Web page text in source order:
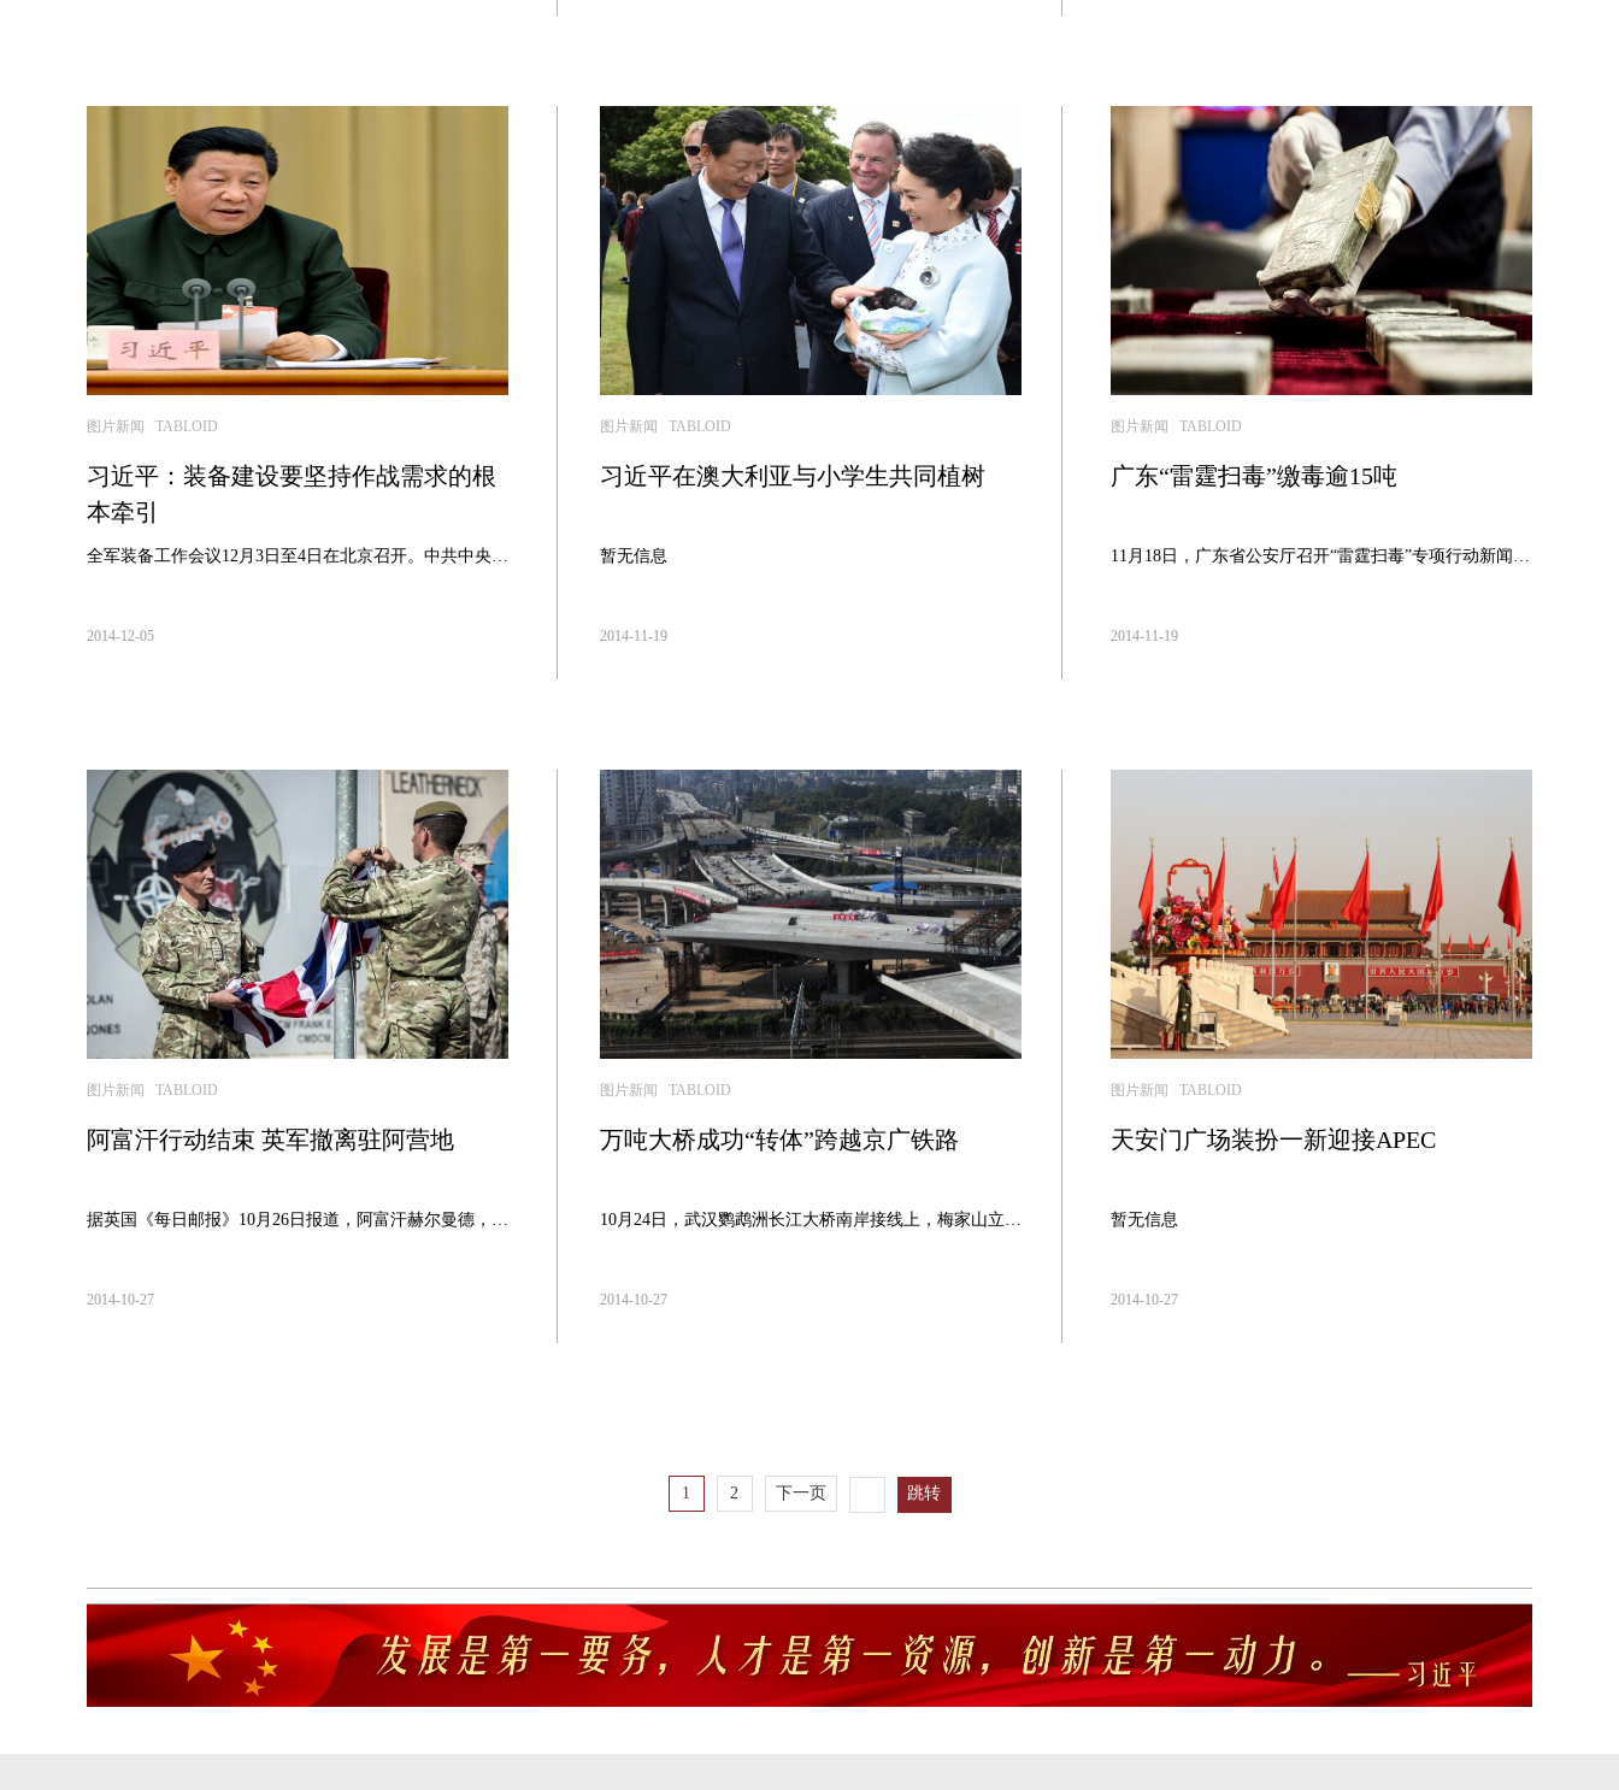
图片新闻 TABLOID
习近平：装备建设要坚持作战需求的根
本牵引
全军装备工作会议12月3日至4日在北京召开。中共中央总书记、国家...
2014-12-05
图片新闻 TABLOID
习近平在澳大利亚与小学生共同植树
暂无信息
2014-11-19
图片新闻 TABLOID
广东“雷霆扫毒”缴毒逾15吨
11月18日，广东省公安厅召开“雷霆扫毒”专项行动新闻发布会，通...
2014-11-19
图片新闻 TABLOID
阿富汗行动结束 英军撤离驻阿营地
据英国《每日邮报》10月26日报道，阿富汗赫尔曼德，美英最后一批...
2014-10-27
图片新闻 TABLOID
万吨大桥成功“转体”跨越京广铁路
10月24日，武汉鹦鹉洲长江大桥南岸接线上，梅家山立交跨铁路长18...
2014-10-27
图片新闻 TABLOID
天安门广场装扮一新迎接APEC
暂无信息
2014-10-27
1 2 下一页 跳转